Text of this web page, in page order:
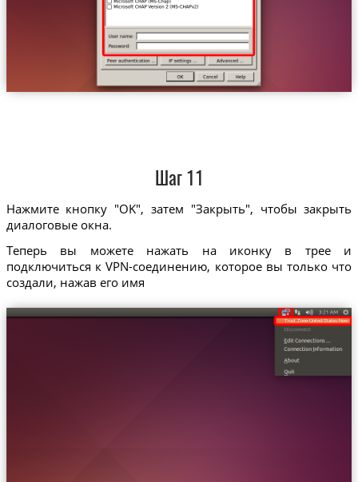
Шаг 11
Нажмите кнопку "OK", затем "Закрыть", чтобы закрыть
диалоговые окна.
Теперь вы можете нажать на иконку в трее и
подключиться к VPN-соединению, которое вы только что
создали, нажав его имя
Trust.Zone-United-States-New-York